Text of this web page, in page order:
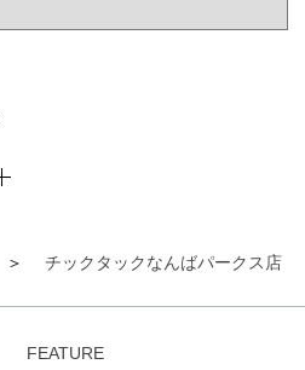
チックタックなんばパークス店
FEATURE